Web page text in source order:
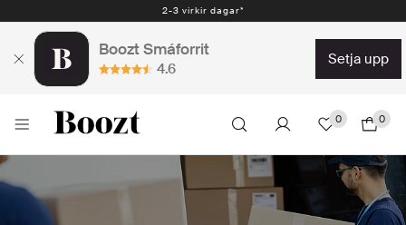
2-3 virkir dagar*
Boozt Smáforrit
4.6
setja upp
0 0